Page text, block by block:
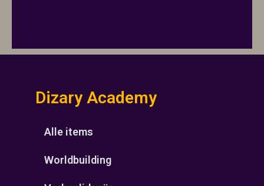
Dizary Academy
Alle items
Worldbuilding